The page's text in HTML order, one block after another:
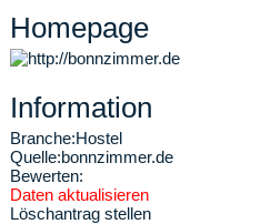
Homepage
Information
Branche:Hostel
Quelle:bonnzimmer.de
Bewerten:
Daten aktualisieren
Löschantrag stellen